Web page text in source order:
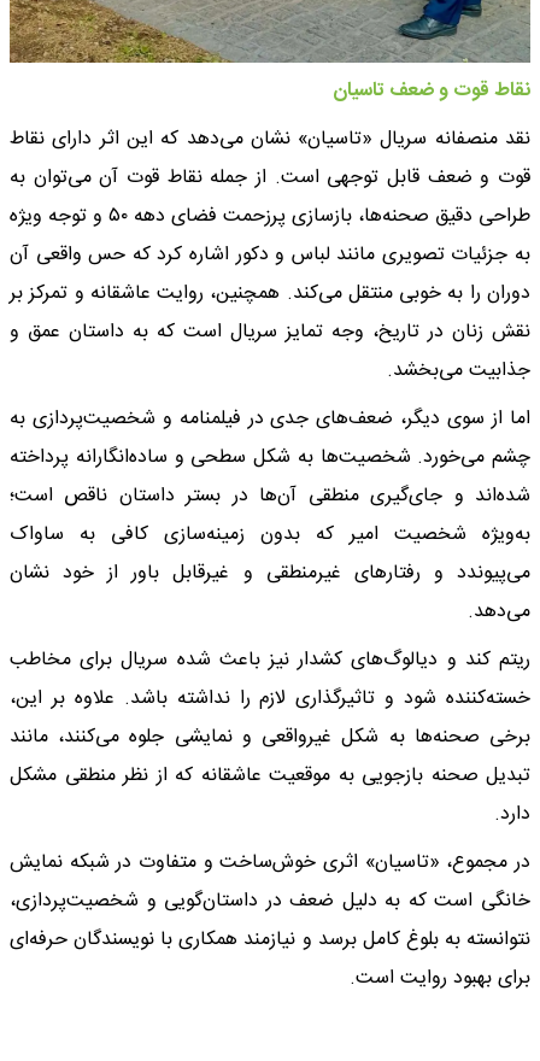
نقاط قوت و ضعف تاسیان
نقد منصفانه سریال «تاسیان» نشان می‌دهد که این اثر دارای نقاط
قوت و ضعف قابل توجهی است. از جمله نقاط قوت آن می‌توان به
طراحی دقیق صحنه‌ها، بازسازی پرزحمت فضای دهه ۵۰ و توجه ویژه
به جزئیات تصویری مانند لباس و دکور اشاره کرد که حس واقعی آن
دوران را به خوبی منتقل می‌کند. همچنین، روایت عاشقانه و تمرکز بر
نقش زنان در تاریخ، وجه تمایز سریال است که به داستان عمق و
جذابیت می‌بخشد.
اما از سوی دیگر، ضعف‌های جدی در فیلمنامه و شخصیت‌پردازی به
چشم می‌خورد. شخصیت‌ها به شکل سطحی و ساده‌انگارانه پرداخته
شده‌اند و جای‌گیری منطقی آن‌ها در بستر داستان ناقص است؛
به‌ویژه شخصیت امیر که بدون زمینه‌سازی کافی به ساواک
می‌پیوندد و رفتارهای غیرمنطقی و غیرقابل باور از خود نشان
می‌دهد.
ریتم کند و دیالوگ‌های کشدار نیز باعث شده سریال برای مخاطب
خسته‌کننده شود و تاثیرگذاری لازم را نداشته باشد. علاوه بر این،
برخی صحنه‌ها به شکل غیرواقعی و نمایشی جلوه می‌کنند، مانند
تبدیل صحنه بازجویی به موقعیت عاشقانه که از نظر منطقی مشکل
دارد.
در مجموع، «تاسیان» اثری خوش‌ساخت و متفاوت در شبکه نمایش
خانگی است که به دلیل ضعف در داستان‌گویی و شخصیت‌پردازی،
نتوانسته به بلوغ کامل برسد و نیازمند همکاری با نویسندگان حرفه‌ای
برای بهبود روایت است.